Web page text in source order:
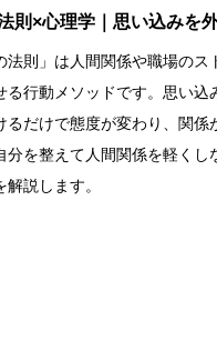
則×心理学｜思い込みを
法則」は人間関係や職場の
る行動メソッドです。思い込
るだけで態度が変わり、関係
分を整えて人間関係を軽くし
解説します。